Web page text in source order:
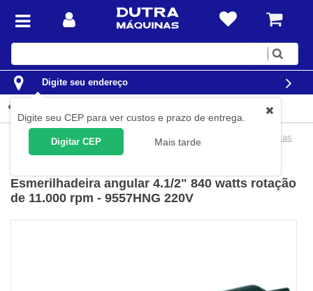
Digite
Digite seu endereço
Digite seu CEP para ver custos e prazo de entrega.
Digitar CEP Mais tarde
Ferramentas Ferramentas Elétricas Esmerilhadeiras Elétricas
Esmerilhadeira angular 4.1/2" 840 watts rotação
de 11.000 rpm - 9557HNG 220V